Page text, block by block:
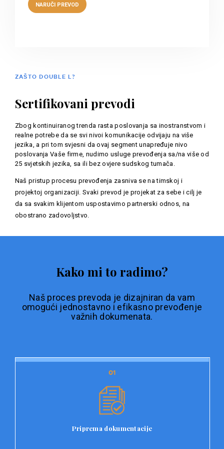
ZAŠTO DOUBLE L?
Sertifikovani prevodi
Zbog kontinuiranog trenda rasta poslovanja sa inostranstvom i
realne potrebe da se svi nivoi komunikacije odvijaju na više
jezika, a pri tom svjesni da ovaj segment unapređuje nivo
poslovanja Vaše firme, nudimo usluge prevođenja sa/na više od
25 svjetskih jezika, sa ili bez ovjere sudskog tumača.
Naš pristup procesu prevođenja zasniva se na timskoj i
projektoj organizaciji. Svaki prevod je projekat za sebe i cilj je
da sa svakim klijentom uspostavimo partnerski odnos, na
obostrano zadovoljstvo.
Kako mi to radimo?
Naš proces prevoda je dizajniran da vam
omogući jednostavno i efikasno prevođenje
važnih dokumenata.
01
Priprema dokumentacije
01
Prvi korak u našem procesu prevoda je priprema
dokumentacije. Korisnici jednostavno učitavaju svoje
dokumenta, kao i specifične zahtjeve za prevod.